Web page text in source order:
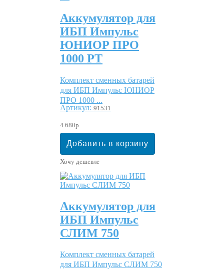
Аккумулятор для
ИБП Импульс
ЮНИОР ПРО
1000 РТ
Комплект сменных батарей
для ИБП Импульс ЮНИОР
ПРО 1000 ...
Артикул: 91531
4 680р.
Хочу дешевле
Аккумулятор для
ИБП Импульс
СЛИМ 750
Комплект сменных батарей
для ИБП Импульс СЛИМ 750